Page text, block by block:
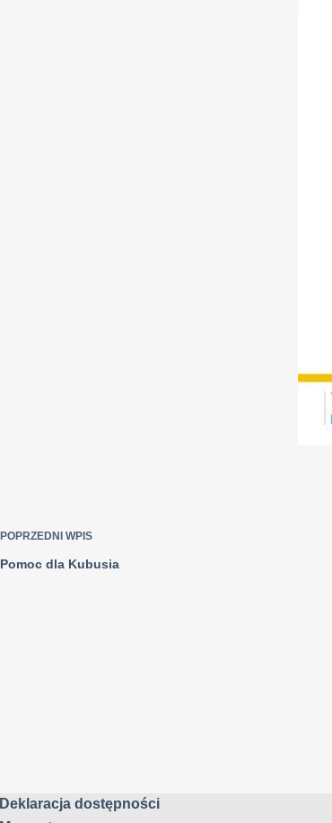
POPRZEDNI WPIS
Pomoc dla Kubusia
Deklaracja dostępności